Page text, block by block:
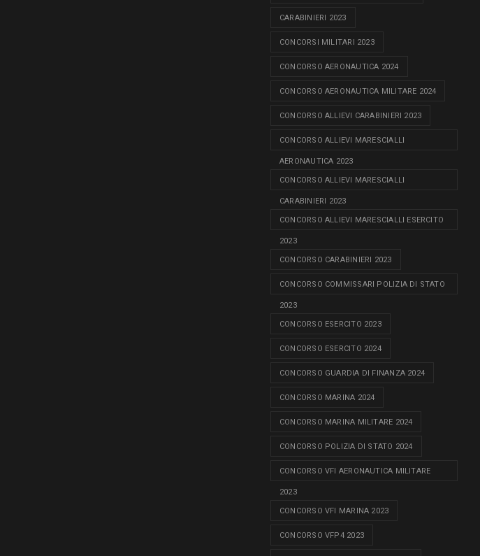
CARABINIERI 2023
CONCORSI MILITARI 2023
CONCORSO AERONAUTICA 2024
CONCORSO AERONAUTICA MILITARE 2024
CONCORSO ALLIEVI CARABINIERI 2023
CONCORSO ALLIEVI MARESCIALLI
AERONAUTICA 2023
CONCORSO ALLIEVI MARESCIALLI
CARABINIERI 2023
CONCORSO ALLIEVI MARESCIALLI ESERCITO
2023
CONCORSO CARABINIERI 2023
CONCORSO COMMISSARI POLIZIA DI STATO
2023
CONCORSO ESERCITO 2023
CONCORSO ESERCITO 2024
CONCORSO GUARDIA DI FINANZA 2024
CONCORSO MARINA 2024
CONCORSO MARINA MILITARE 2024
CONCORSO POLIZIA DI STATO 2024
CONCORSO VFI AERONAUTICA MILITARE
2023
CONCORSO VFI MARINA 2023
CONCORSO VFP4 2023